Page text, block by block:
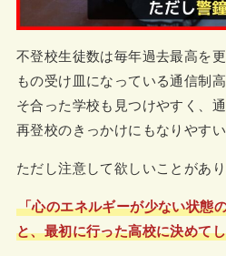
不登校生徒数は毎年過去最高を
もの受け皿になっている通信制
そ合った学校も見つけやすく、
再登校のきっかけにもなりやすい
ただし注意して欲しいことがあ
「心のエネルギーが少ない状態
と、最初に行った高校に決めて